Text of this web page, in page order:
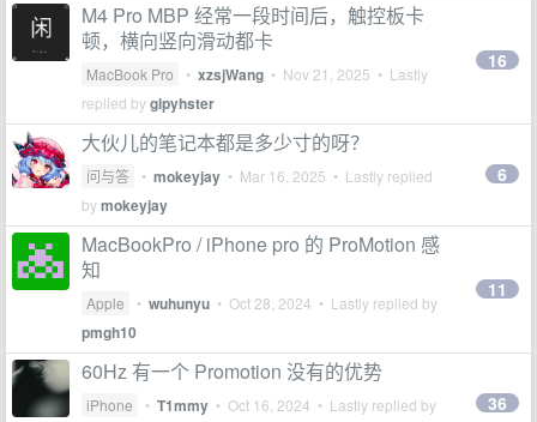
M4 Pro MBP 经常一段时间后，触控板卡
顿，横向竖向滑动都卡
MacBook Pro • xzsjWang • Nov 21, 2025 • Lastly
replied byglpyhster
16
大伙儿的笔记本都是多少寸的呀？
问与答 • mokeyjay • Mar 16, 2025 • Lastly replied
bymokeyjay
6
MacBookPro / iPhone pro 的 ProMotion 感
知
Apple • wuhunyu • Oct 28, 2024 • Lastly replied by
pmgh10
11
60Hz 有一个 Promotion 没有的优势
iPhone • T1mmy • Oct 16, 2024 • Lastly replied by 36